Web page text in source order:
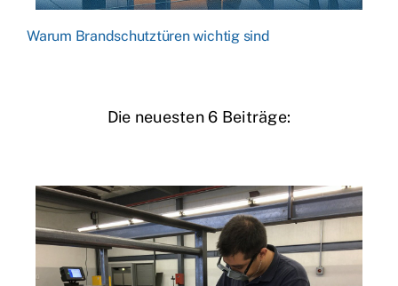
Warum Brandschutztüren wichtig sind
Die neuesten 6 Beiträge: